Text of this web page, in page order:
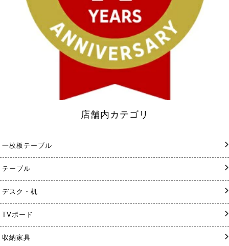
店舗内カテゴリ
一枚板テーブル
テーブル
デスク・机
TVボード
収納家具